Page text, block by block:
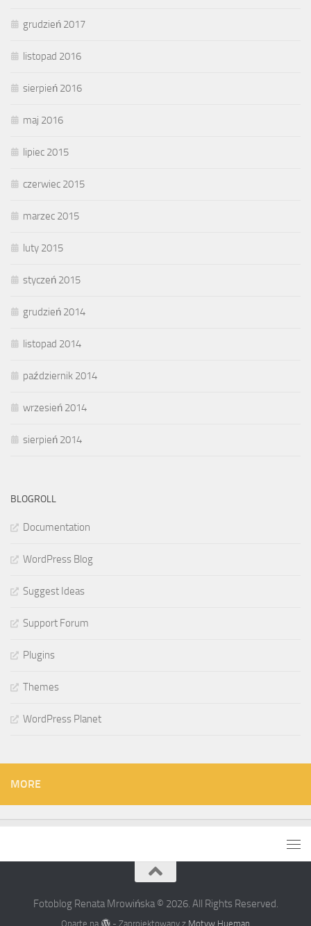
grudzień 2017
listopad 2016
sierpień 2016
maj 2016
lipiec 2015
czerwiec 2015
marzec 2015
luty 2015
styczeń 2015
grudzień 2014
listopad 2014
październik 2014
wrzesień 2014
sierpień 2014
BLOGROLL
Documentation
WordPress Blog
Suggest Ideas
Support Forum
Plugins
Themes
WordPress Planet
MORE
Fotoblog Renata Mrowińska © 2026. All Rights Reserved.
Oparte na - Zaprojektowany z Motyw Hueman